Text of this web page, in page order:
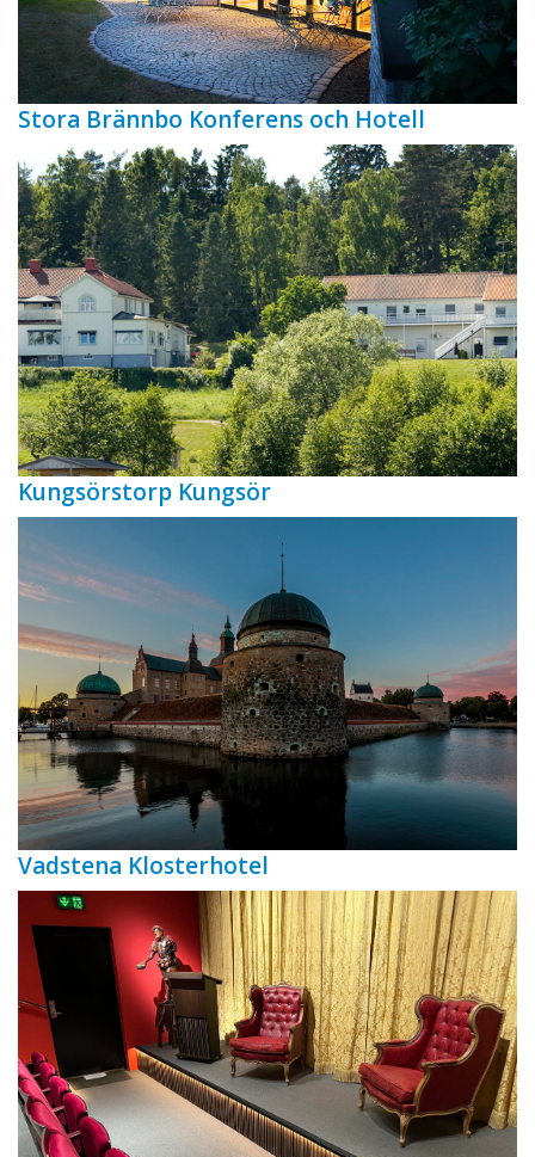
Stora Brännbo Konferens och Hotell
Kungsörstorp Kungsör
Vadstena Klosterhotel